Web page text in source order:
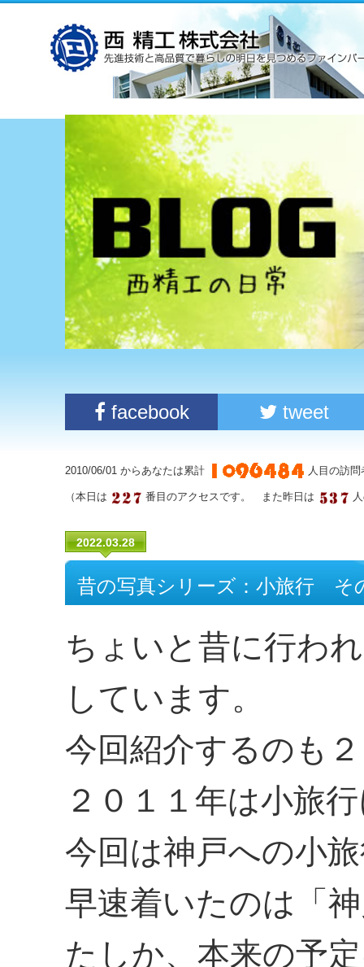
facebook tweet
2010/06/01 からあなたは累計 人目の訪
（本日は 番目のアクセスです。 また昨日は
2022.03.28
昔の写真シリーズ：小旅行
ちょいと昔に行わ
しています。
今回紹介するのも
２０１１年は小旅
今回は神戸への小
早速着いたのは「
たしか、本来の予